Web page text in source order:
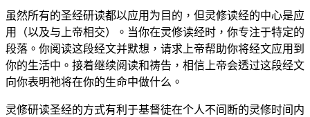
虽然所有的圣经研读都以应用为目的，但灵修读经的中心是应
用（以及与上帝相交）。当你在灵修读经时，你专注于特定的
段落。你阅读这段经文并默想，请求上帝帮助你将经文应用到
你的生活中。接着继续阅读和祷告，相信上帝会透过这段经文
向你表明祂将在你的生命中做什么。
灵修研读圣经的方式有利于基督徒在个人不间断的灵修时间内